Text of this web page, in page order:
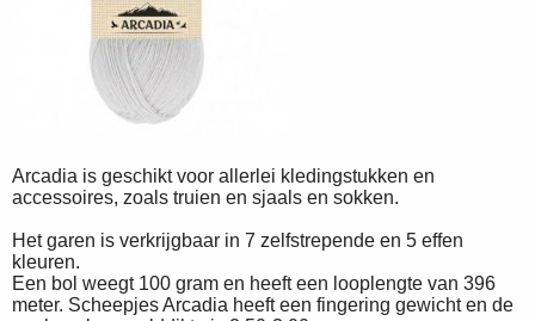
Arcadia is geschikt voor allerlei kledingstukken en
accessoires, zoals truien en sjaals en sokken.
Het garen is verkrijgbaar in 7 zelfstrepende en 5 effen
kleuren.
Een bol weegt 100 gram en heeft een looplengte van 396
meter. Scheepjes Arcadia heeft een fingering gewicht en de